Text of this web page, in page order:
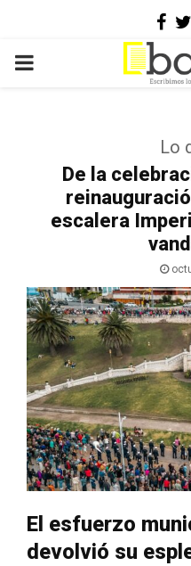
PRIMARY
Lo
De la
escalera
El esfuerzo
devolvió su